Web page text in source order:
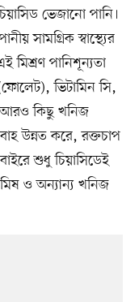
ভেজানো পানি।
সামগ্রিক স্বাস্থ্যের
মিশ্রণ পানিশূন্যতা
ভিটামিন সি,
আরও কিছু খনিজ
উন্নত করে, রক্তচাপ
শুধু চিয়াসিডেই
ও অন্যান্য খনিজ